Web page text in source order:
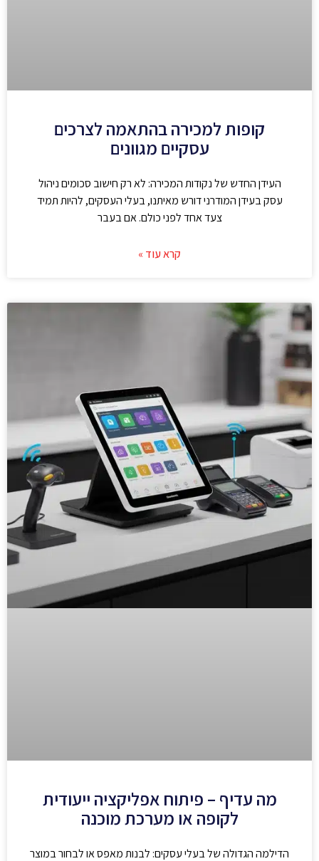
קופות למכירה בהתאמה לצרכים
עסקיים מגוונים
העידן החדש של נקודות המכירה: לא רק חישוב סכומים ניהול
עסק בעידן המודרני דורש מאיתנו, בעלי העסקים, להיות תמיד
צעד אחד לפני כולם. אם בעבר
קרא עוד »
מה עדיף – פיתוח אפליקציה ייעודית
לקופה או מערכת מוכנה
הדילמה הגדולה של בעלי עסקים: לבנות מאפס או לבחור במוצר